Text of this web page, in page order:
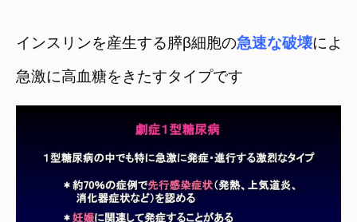
インスリンを産生する膵β細胞の急速な破壊により